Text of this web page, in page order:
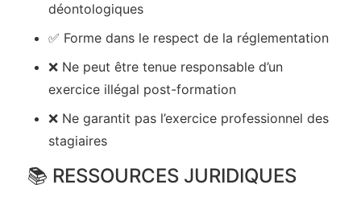
déontologiques
✅ Forme dans le respect de la réglementation
❌ Ne peut être tenue responsable d’un
exercice illégal post-formation
❌ Ne garantit pas l’exercice professionnel des
stagiaires
📚 RESSOURCES JURIDIQUES